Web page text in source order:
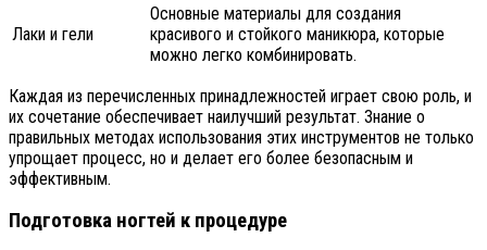
Лаки и гели
Основные материалы для создания
красивого и стойкого маникюра, которые
можно легко комбинировать.
Каждая из перечисленных принадлежностей играет свою роль, и
их сочетание обеспечивает наилучший результат. Знание о
правильных методах использования этих инструментов не только
упрощает процесс, но и делает его более безопасным и
эффективным.
Подготовка ногтей к процедуре